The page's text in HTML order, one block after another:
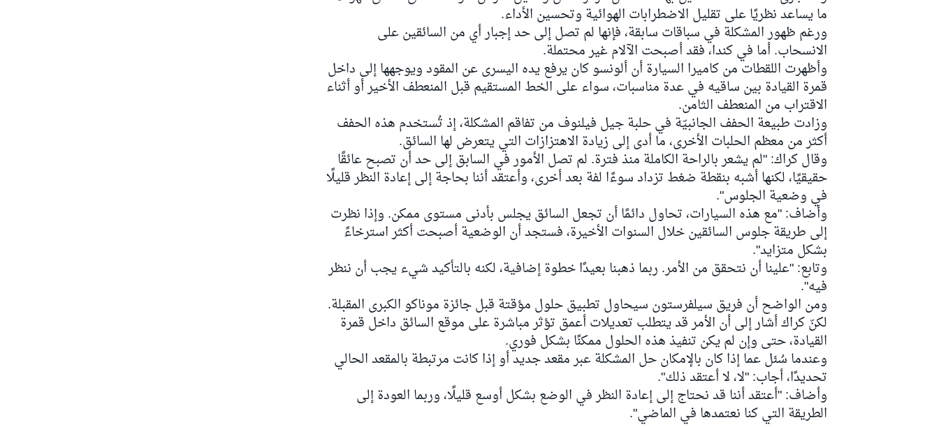
رالي
ما يساعد نظريًا على تقليل الاضطرابات الهوائية وتحسين الأداء.
ورغم ظهور المشكلة في سباقات سابقة، فإنها لم تصل إلى حد إجبار أي من السائقين على
الانسحاب. أما في كندا، فقد أصبحت الآلام غير محتملة.
وأظهرت اللقطات من كاميرا السيارة أن ألونسو كان يرفع يده اليسرى عن المقود ويوجهها إلى داخل
قمرة القيادة بين ساقيه في عدة مناسبات، سواء على الخط المستقيم قبل المنعطف الأخير أو أثناء
الاقتراب من المنعطف الثامن.
وزادت طبيعة الحفف الجانبيّة في حلبة جيل فيلنوف من تفاقم المشكلة، إذ تُستخدم هذه الحفف
أكثر من معظم الحلبات الأخرى، ما أدى إلى زيادة الاهتزازات التي يتعرض لها السائق.
وقال كراك: "لم يشعر بالراحة الكاملة منذ فترة. لم تصل الأمور في السابق إلى حد أن تصبح عائقًا
حقيقيًا، لكنها أشبه بنقطة ضغط تزداد سوءًا لفة بعد أخرى، وأعتقد أننا بحاجة إلى إعادة النظر قليلًا
في وضعية الجلوس".
وأضاف: "مع هذه السيارات، تحاول دائمًا أن تجعل السائق يجلس بأدنى مستوى ممكن. وإذا نظرت
إلى طريقة جلوس السائقين خلال السنوات الأخيرة، فستجد أن الوضعية أصبحت أكثر استرخاءً
بشكل متزايد".
وتابع: "علينا أن نتحقق من الأمر. ربما ذهبنا بعيدًا خطوة إضافية، لكنه بالتأكيد شيء يجب أن ننظر
فيه".
ومن الواضح أن فريق سيلفرستون سيحاول تطبيق حلول مؤقتة قبل جائزة موناكو الكبرى المقبلة.
لكنّ كراك أشار إلى أن الأمر قد يتطلب تعديلات أعمق تؤثر مباشرة على موقع السائق داخل قمرة
القيادة، حتى وإن لم يكن تنفيذ هذه الحلول ممكنًا بشكل فوري.
وعندما سُئل عما إذا كان بالإمكان حل المشكلة عبر مقعد جديد أو إذا كانت مرتبطة بالمقعد الحالي
تحديدًا، أجاب: "لا، لا أعتقد ذلك".
وأضاف: "أعتقد أننا قد نحتاج إلى إعادة النظر في الوضع بشكل أوسع قليلًا، وربما العودة إلى
الطريقة التي كنا نعتمدها في الماضي".